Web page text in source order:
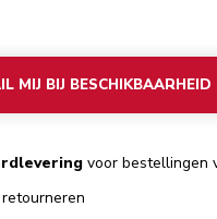
MIJ BIJ BESCHIKBAARHEID
voor bestellingen